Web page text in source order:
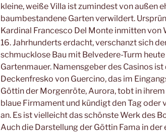
kleine, weiße Villa ist zumindest von außen
baumbestandene Garten verwildert.
Kardinal Francesco Del Monte inmitten von
16. Jahrhunderts erdacht, verschanzt sich
schmucklose Bau mit Belvedere-Turm
Gartenmauer. Namensgeber des Casinos
Deckenfresko von Guercino, das im
Göttin der Morgenröte, Aurora, tobt in
blaue Firmament und kündigt den Tag oder
an. Es ist vielleicht das schönste Werk des
Auch die Darstellung der Göttin Fama in